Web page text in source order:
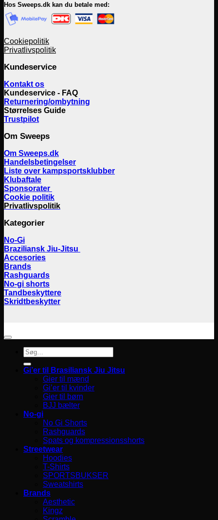
Hos Sweeps.dk kan du betale med:
Cookiepolitik
Privatlivspolitik
Kundeservice
Kontakt os
Kundeservice - FAQ
Returnering/ombytning
Størrelses Guide
Trustpilot
Om Sweeps
Om Sweeps.dk
Handelsbetingelser
Liste over kampsportsklubber
Klubaftale
Sponsorater
Cookie politik
Privatlivspolitik
Kategorier
No-Gi
Braziliansk Jiu-Jitsu
Accesories
Brands
Rashguards
No-gi shorts
Tandbeskyttere
Skridtbeskytter
Søg
efter:
Gi’er til Brasiliansk Jiu Jitsu
Gier til mænd
Gi’er til kvinder
Gier til børn
BJJ bælter
No-gi
No Gi Shorts
Rashguards
Spats og kompressionsshorts
Streetwear
Hoodies
T-Shirts
SPORTSBUKSER
Sweatshirts
Brands
Aesthetic
Kingz